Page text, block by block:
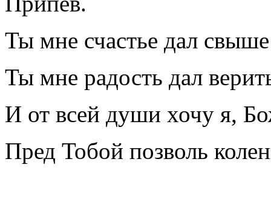
Ты мне счастье дал
Ты мне радость дал
И от всей души хочу я,
Пред Тобой позволь